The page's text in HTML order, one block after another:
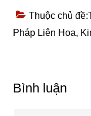
Thuộc chủ đề:
Pháp Liên Hoa,
Reader
Bình luận